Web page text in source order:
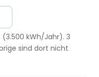
(3.500 kWh/Jahr). 3
sind dort nicht